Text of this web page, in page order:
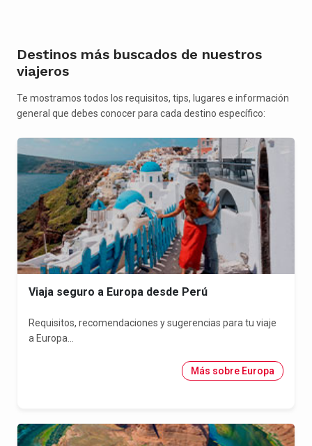
Destinos más buscados de nuestros
viajeros
Te mostramos todos los requisitos, tips, lugares e información
general que debes conocer para cada destino específico:
Viaja seguro a Europa desde Perú
Requisitos, recomendaciones y sugerencias para tu viaje
a Europa...
Más sobre Europa